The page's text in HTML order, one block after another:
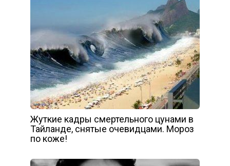
Жуткие кадры смертельного цунами в
Тайланде, снятые очевидцами. Мороз
по коже!